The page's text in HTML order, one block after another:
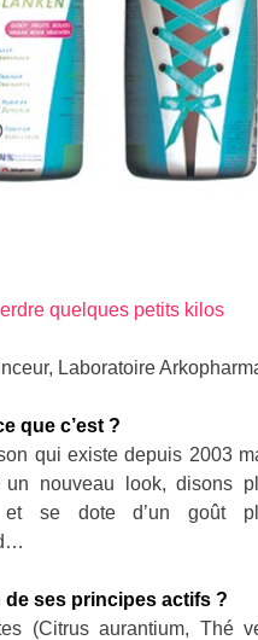
quelques petits kilos
Laboratoire
que c’est ?
qui existe depuis 2003
un nouveau look, disons
et se dote d’un goût
de ses principes actifs ?
(Citrus aurantium, Thé